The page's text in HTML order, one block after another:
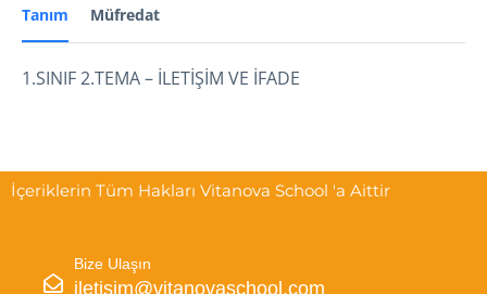
Tanım Müfredat
1.SINIF 2.TEMA – İLETİŞİM VE İFADE
İçeriklerin Tüm Hakları Vitanova School 'a Aittir
Bize Ulaşın
iletisim@vitanovaschool.com